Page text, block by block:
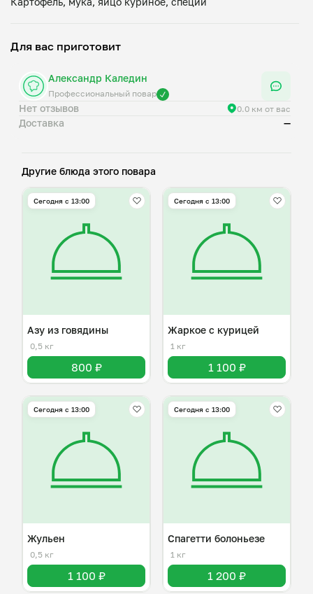
Для вас приготовит
Александр Каледин
Профессиональный повар
Нет отзывов 0.0 км от вас
Доставка —
Другие блюда этого повара
Сегодня с 13:00
Азу из говядины
0,5 кг
800 ₽
Сегодня с 13:00
Жаркое с курицей
1 кг
1 100 ₽
Сегодня с 13:00
Жульен
0,5 кг
1 100 ₽
Сегодня с 13:00
Спагетти болоньезе
1 кг
1 200 ₽